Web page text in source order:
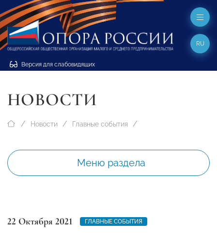
Версия для слабовидящих
RU
НОВОСТИ
Новости Главные события
Меню раздела
22 Октября 2021 ГЛАВНЫЕ СОБЫТИЯ